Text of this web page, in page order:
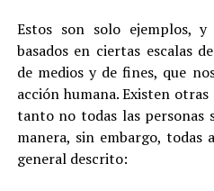
Estos son solo ejemplos,
basados en ciertas escalas
de medios y de fines, que
acción humana. Existen
tanto no todas las personas
manera, sin embargo,
general descrito: